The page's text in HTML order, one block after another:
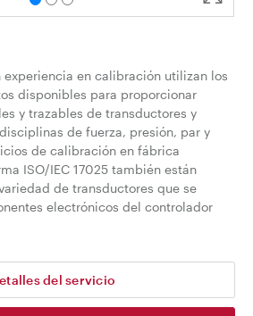
experiencia en calibración utilizan los
disponibles para proporcionar
y trazables de transductores y
de fuerza, presión, par y
de calibración en fábrica
ISO/IEC 17025 también están
de transductores que se
electrónicos del controlador
del servicio